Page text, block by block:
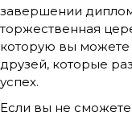
завершении
торжественная
которую вы можете
друзей, которые
успех.
Если вы не